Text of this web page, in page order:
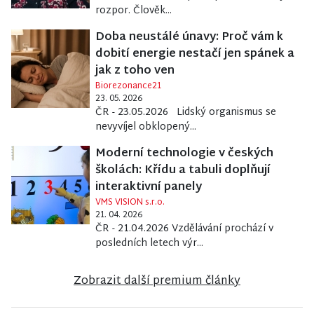
rozpor. Člověk...
Doba neustálé únavy: Proč vám k
dobití energie nestačí jen spánek a
jak z toho ven
Biorezonance21
23. 05. 2026
ČR - 23.05.2026 Lidský organismus se
nevyvíjel obklopený...
Moderní technologie v českých
školách: Křídu a tabuli doplňují
interaktivní panely
VMS VISION s.r.o.
21. 04. 2026
ČR - 21.04.2026 Vzdělávání prochází v
posledních letech výr...
Zobrazit další premium články